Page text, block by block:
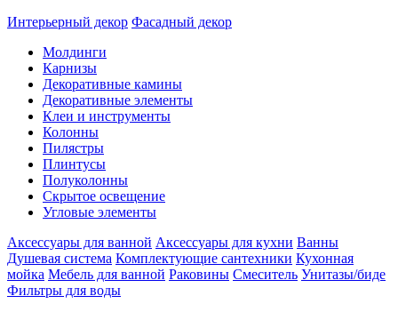
Интерьерный декор Фасадный декор
Молдинги
Карнизы
Декоративные камины
Декоративные элементы
Клеи и инструменты
Колонны
Пилястры
Плинтусы
Полуколонны
Скрытое освещение
Угловые элементы
Аксессуары для ванной Аксессуары для кухни Ванны
Душевая система Комплектующие сантехники Кухонная
мойка Мебель для ванной Раковины Смеситель Унитазы/биде
Фильтры для воды